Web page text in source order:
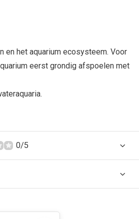
en het aquarium ecosysteem. Voor
eerst grondig afspoelen met
0/5